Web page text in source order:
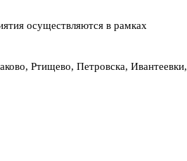
осуществляются в рамках
Ртищево, Петровска, Ивантеевки,